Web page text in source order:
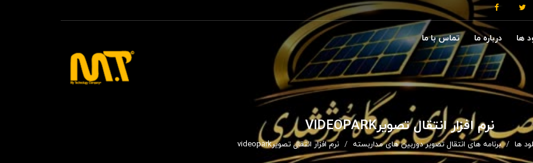
ها درباره ما تماس با ما
نرم افزار انتقال تصویرVIDEOPARK
ها برنامه های انتقال تصویر دوربین های مداربسته نرم افزار انتقال تصویرvideopark